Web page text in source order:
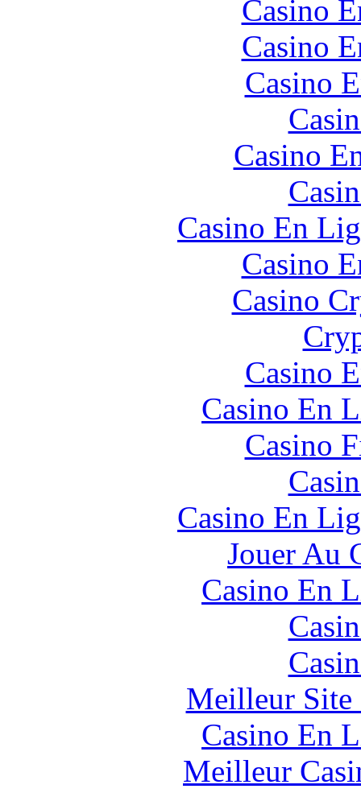
Casino
Casino
Casino
Casino
Casino En
Casino
Casino
Casino
Casino En
Casino
Casino En
Jouer Au
Casino En
Meilleur Site
Casino En
Meilleur